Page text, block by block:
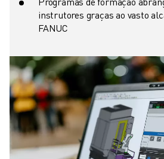
instrutores graças ao vasto
FANUC